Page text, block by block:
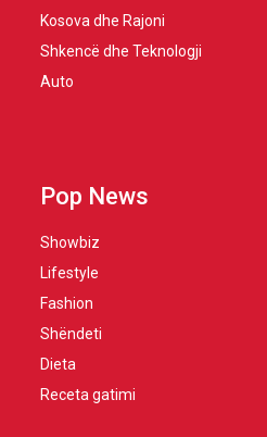
Kosova dhe Rajoni
Shkencë dhe Teknologji
Auto
Pop News
Showbiz
Lifestyle
Fashion
Shëndeti
Dieta
Receta gatimi